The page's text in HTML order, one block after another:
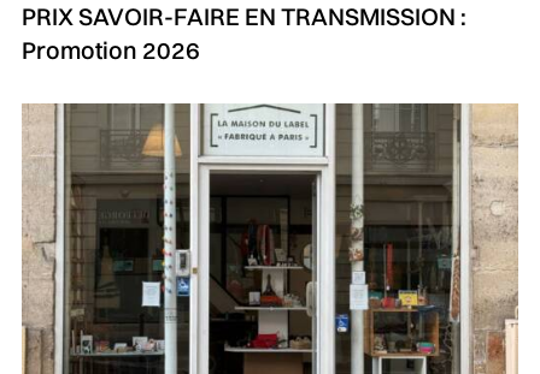
PRIX SAVOIR-FAIRE EN TRANSMISSION :
Promotion 2026